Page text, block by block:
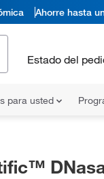
Ahorre hasta
Estado del
para usted